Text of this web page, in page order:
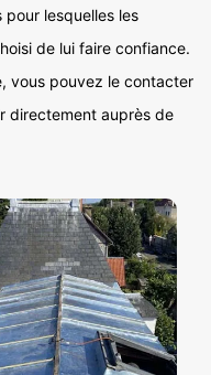
lesquelles les
de lui faire confiance.
vous pouvez le contacter
directement auprès de